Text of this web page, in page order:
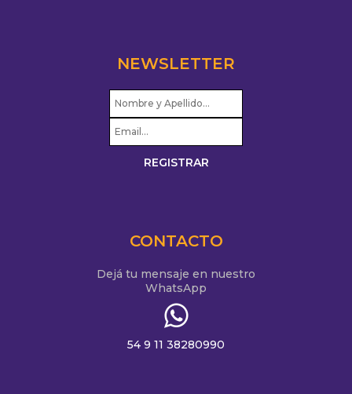
NEWSLETTER
CONTACTO
Dejá tu mensaje en nuestro
WhatsApp
54 9 11 38280990